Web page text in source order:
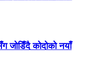
जोडिँदै कोदोको नयाँ